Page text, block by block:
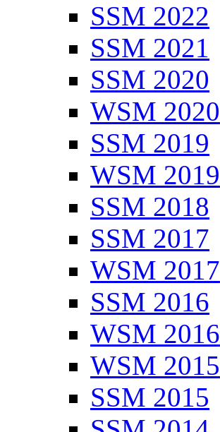
SSM 2022
SSM 2021
SSM 2020
WSM 2020
SSM 2019
WSM 2019
SSM 2018
SSM 2017
WSM 2017
SSM 2016
WSM 2016
WSM 2015
SSM 2015